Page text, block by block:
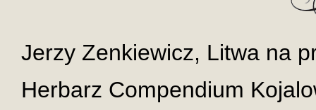
Jerzy Zenkiewicz, Litwa na
Herbarz Compendium